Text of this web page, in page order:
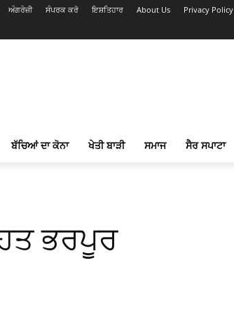
ਅੰਗਰੇਜ਼ੀ ਸੰਪਰਕ ਕਰੋ ਇਸ਼ਤਿਹਾਰ About Us Privacy Policy
ਬੱਚਿਆਂ ਦਾ ਕੋਨਾ ਖੇਤੀ ਬਾੜੀ ਸਮਾਜ ਸੈਰ ਸਪਾਟਾ
ਭਰਪੂਰ